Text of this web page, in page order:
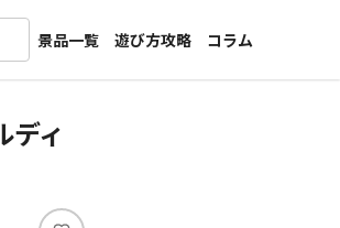
景品一覧
新着景品
カテゴリ一覧
作品名一覧
遊び方攻略
コラム
インタビュー
ディ